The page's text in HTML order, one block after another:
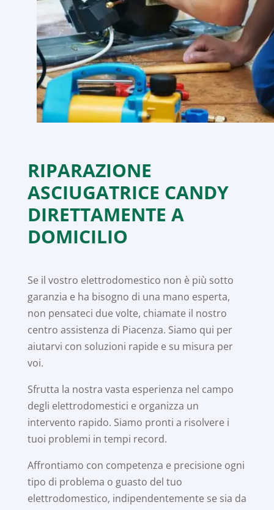
RIPARAZIONE
ASCIUGATRICE CANDY
DIRETTAMENTE A
DOMICILIO
Se il vostro elettrodomestico non è più sotto
garanzia e ha bisogno di una mano esperta,
non pensateci due volte, chiamate il nostro
centro assistenza di Piacenza. Siamo qui per
aiutarvi con soluzioni rapide e su misura per
voi.
Sfrutta la nostra vasta esperienza nel campo
degli elettrodomestici e organizza un
intervento rapido. Siamo pronti a risolvere i
tuoi problemi in tempi record.
Affrontiamo con competenza e precisione ogni
tipo di problema o guasto del tuo
elettrodomestico, indipendentemente se sia da